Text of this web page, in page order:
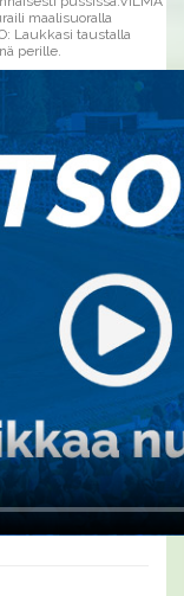
maalisuoralla
Laukkasi taustalla
perille.